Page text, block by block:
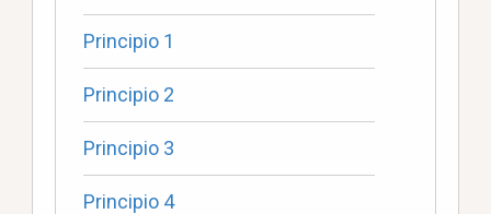
Principio 1
Principio 2
Principio 3
Principio 4